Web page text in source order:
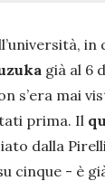
in
già al 6
s’era mai
prima. Il
dalla
cinque - è